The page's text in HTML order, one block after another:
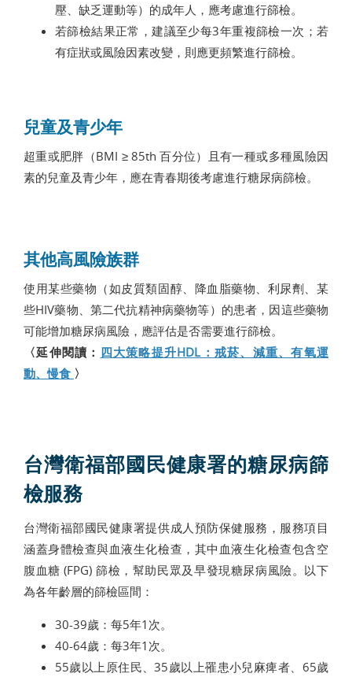
壓、缺乏運動等）的成年人，應考慮進行篩檢。
若篩檢結果正常，建議至少每3年重複篩檢一次；若
有症狀或風險因素改變，則應更頻繁進行篩檢。
兒童及青少年
超重或肥胖（BMI ≥ 85th 百分位）且有一種或多種風險因
素的兒童及青少年，應在青春期後考慮進行糖尿病篩檢。
其他高風險族群
使用某些藥物（如皮質類固醇、降血脂藥物、利尿劑、某
些HIV藥物、第二代抗精神病藥物等）的患者，因這些藥物
可能增加糖尿病風險，應評估是否需要進行篩檢。
〈延伸閱讀： 四大策略提升HDL：戒菸、減重、有氧運
動、慢食 〉
台灣衛福部國民健康署的糖尿病篩
檢服務
台灣衛福部國民健康署提供成人預防保健服務，服務項目
涵蓋身體檢查與血液生化檢查，其中血液生化檢查包含空
腹血糖 (FPG) 篩檢，幫助民眾及早發現糖尿病風險。以下
為各年齡層的篩檢區間：
30-39歲：每5年1次。
40-64歲：每3年1次。
55歲以上原住民、35歲以上罹患小兒麻痺者、65歲